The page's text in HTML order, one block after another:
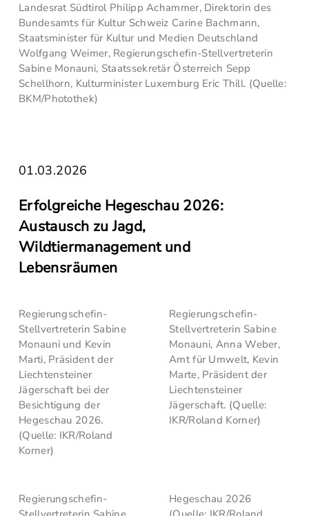
Landesrat Südtirol Philipp Achammer, Direktorin des
Bundesamts für Kultur Schweiz Carine Bachmann,
Staatsminister für Kultur und Medien Deutschland
Wolfgang Weimer, Regierungschefin-Stellvertreterin
Sabine Monauni, Staatssekretär Österreich Sepp
Schellhorn, Kulturminister Luxemburg Eric Thill. (Quelle:
BKM/Photothek)
01.03.2026
Erfolgreiche Hegeschau 2026:
Austausch zu Jagd,
Wildtiermanagement und
Lebensräumen
Regierungschefin-
Stellvertreterin Sabine
Monauni und Kevin
Marti, Präsident der
Liechtensteiner
Jägerschaft bei der
Besichtigung der
Hegeschau 2026.
(Quelle: IKR/Roland
Korner)
Regierungschefin-
Stellvertreterin Sabine
Monauni, Anna Weber,
Amt für Umwelt, Kevin
Marte, Präsident der
Liechtensteiner
Jägerschaft. (Quelle:
IKR/Roland Korner)
Regierungschefin-
Hegeschau 2026